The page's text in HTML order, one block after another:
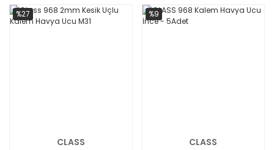
%27
CLASS
%9
CLASS